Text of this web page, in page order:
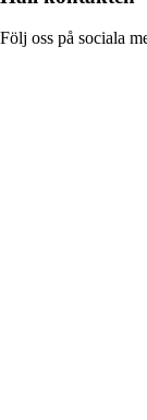
Följ oss på sociala